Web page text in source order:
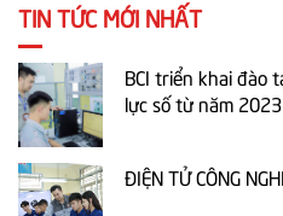
TIN TỨC MỚI NHẤT
BCI triển khai đào
lực số từ năm 2023
ĐIỆN TỬ CÔNG